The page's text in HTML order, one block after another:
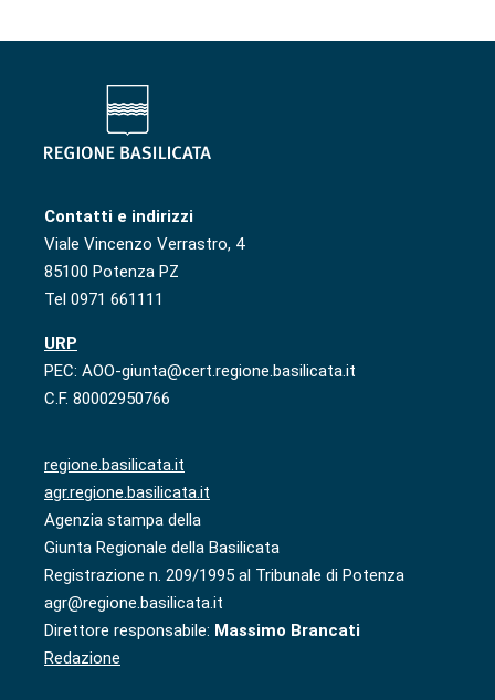
Contatti e indirizzi
Viale Vincenzo Verrastro, 4
85100 Potenza PZ
Tel 0971 661111
URP
PEC: AOO-giunta@cert.regione.basilicata.it
C.F. 80002950766
regione.basilicata.it
agr.regione.basilicata.it
Agenzia stampa della
Giunta Regionale della Basilicata
Registrazione n. 209/1995 al Tribunale di Potenza
agr@regione.basilicata.it
Direttore responsabile: Massimo Brancati
Redazione